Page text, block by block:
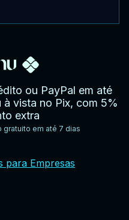
ou PayPal em até
à vista no Pix, com 5%
extra
gratuito em até 7 dias
para Empresas
Play